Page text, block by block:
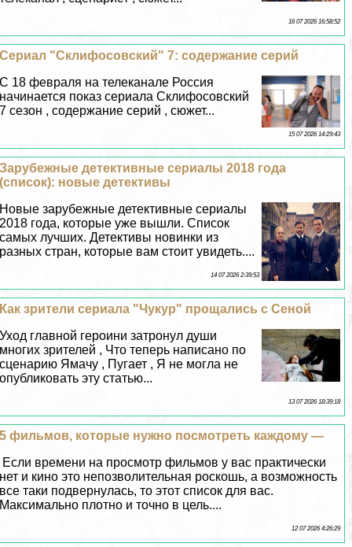
16 07 2026 16:58:52
Сериал "Склифосовский" 7: содержание серий
С 18 февраля на телеканале Россия
начинается показ сериала Склифосовский
7 сезон , содержание серий , сюжет...
15 07 2026 14:29:43
Зарубежные детективные сериалы 2018 года
(список): новые детективы
Новые зарубежные детективные сериалы
2018 года, которые уже вышли. Список
самых лучших. Детективы новинки из
разных стран, которые вам стоит увидеть....
14 07 2026 2:39:53
Как зрители сериала "Чукур" прощались с Сеной
Уход главной героини затронул души
многих зрителей , Что теперь написано по
сценарию Ямачу , Пугает , Я не могла не
опубликовать эту статью...
13 07 2026 18:39:18
5 фильмов, которые нужно посмотреть каждому —
Если времени на просмотр фильмов у вас пpaктически
нет и кино это непозволительная роскошь, а возможность
все таки подвернулась, то этот список для вас.
Максимально плотно и точно в цель....
12 07 2026 4:26:29